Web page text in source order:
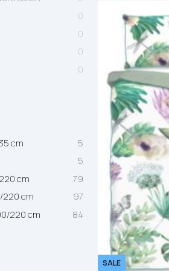
Oranje
Kinderen
1-persoons
Peuter
Ledikant
0
0
0
0
cm
5
5
cm
79
220 cm
97
220 cm
84
SALE